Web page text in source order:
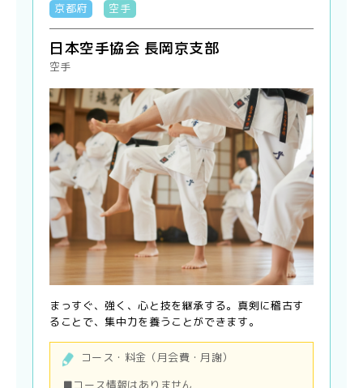
京都府 空手
日本空手協会 長岡京支部
空手
まっすぐ、強く、心と技を継承する。真剣に稽古す
ることで、集中力を養うことができます。
コース・料金（月会費・月謝）
■コース情報はありません